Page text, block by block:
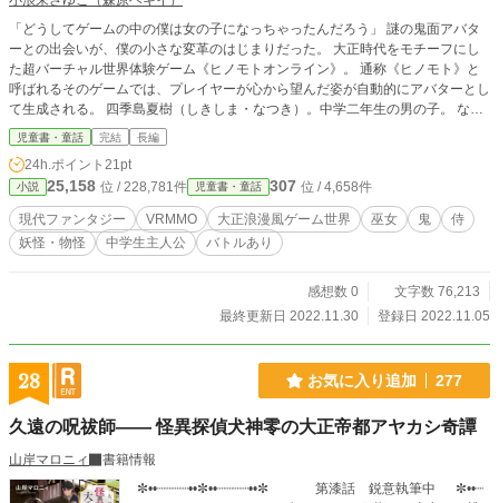
「どうしてゲームの中の僕は女の子になっちゃったんだろう」 謎の鬼面アバタ
ーとの出会いが、僕の小さな変革のはじまりだった。 大正時代をモチーフにし
た超バーチャル世界体験ゲーム《ヒノモトオンライン》。 通称《ヒノモト》と
呼ばれるそのゲームでは、プレイヤーが心から望んだ姿が自動的にアバターとし
て生成される。 四季島夏樹（しきしま・なつき）。中学二年生の男の子。 なぜ
かヒノモトでは「ハルキ」という名前の巫女になってしまった夏樹は、自分のア
バターに疑問を持ちながらも、飽き性の友人と一緒になんとなくゲームを楽しん
でいた。 そんなある日、夏樹は毒の泉の中で身動きできずにいる謎の鬼面アバ
ターを助ける。 呪われていたり、警察に追われていたりと、面倒ごとをたっぷ
り抱えている彼との出会いをきっかけに、夏樹の小さな小さな変革がはじまった
――。 テーマパークのような世界《ヒノモト》を舞台に、 「どうして夏樹は女
の子に？」 「鬼面って、いったい何者？」 という謎を追いながら、 イベントに
ょっとでも前に進めるようになる。 そんなお話です。
児童書・童話 完結 長編
24h.ポイント 21pt
小説 25,158 位 / 228,781件 児童書・童話 307 位 / 4,658件
現代ファンタジー VRMMO 大正浪漫風ゲーム世界 巫女 鬼
侍
妖怪・物怪
中学生主人公 バトルあり
感想数 0
文字数 76,213
最終更新日 2022.11.30
登録日 2022.11.05
28 お気に入り追加 277
久遠の呪祓師―― 怪異探偵犬神零の大正帝都アヤカシ奇譚
山岸マロニィ
書籍情報
✼••┈┈┈┈••✼••┈┈┈┈••✼ 第漆話 鋭意執筆中 ✼••┈